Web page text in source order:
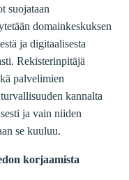
suojataan
domainkeskuksen
ja digitaalisesta
Rekisterinpitäjä
palvelimien
kannalta
ja vain niiden
se kuuluu.
korjaamista